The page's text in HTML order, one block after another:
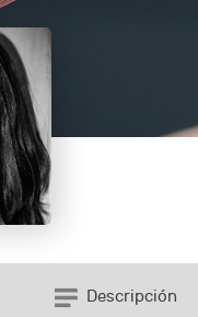
Descripción